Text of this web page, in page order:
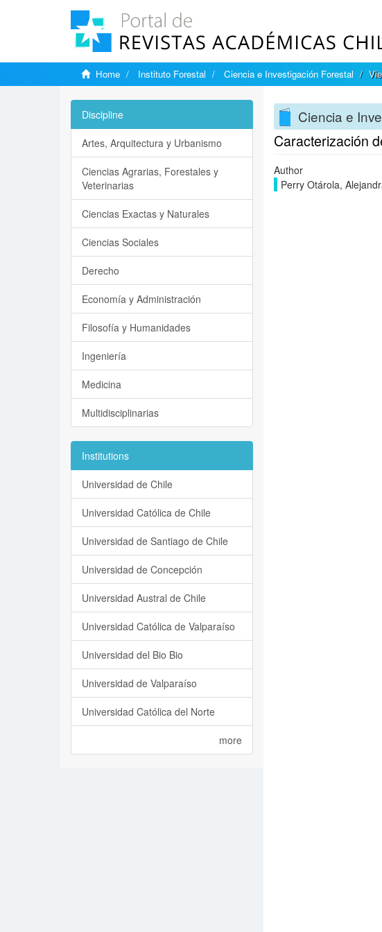
Home Instituto Forestal Ciencia e Investigación Forestal
Ciencia e
Caracterización
Author
Perry Otárola,
Discipline
Artes, Arquitectura y Urbanismo
Ciencias Agrarias, Forestales y
Veterinarias
Ciencias Exactas y Naturales
Ciencias Sociales
Derecho
Economía y Administración
Filosofía y Humanidades
Ingeniería
Medicina
Multidisciplinarias
Institutions
Universidad de Chile
Universidad Católica de Chile
Universidad de Santiago de Chile
Universidad de Concepción
Universidad Austral de Chile
Universidad Católica de Valparaíso
Universidad del Bio Bio
Universidad de Valparaíso
Universidad Católica del Norte
more